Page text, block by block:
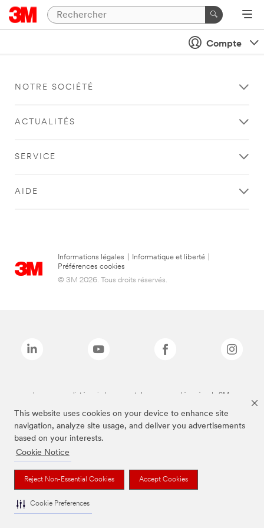
This website uses cookies on your device to enhance site
navigation, analyze site usage, and deliver you advertisements
based on your interests.
Cookie Notice
Reject Non-Essential Cookies Accept Cookies
Cookie Preferences
Compte
NOTRE SOCIÉTÉ
ACTUALITÉS
SERVICE
AIDE
Informations légales Informatique et liberté
Préférences cookies
© 3M 2026. Tous droits réservés.
Les marques listées ci-dessus sont des marques déposées de 3M.